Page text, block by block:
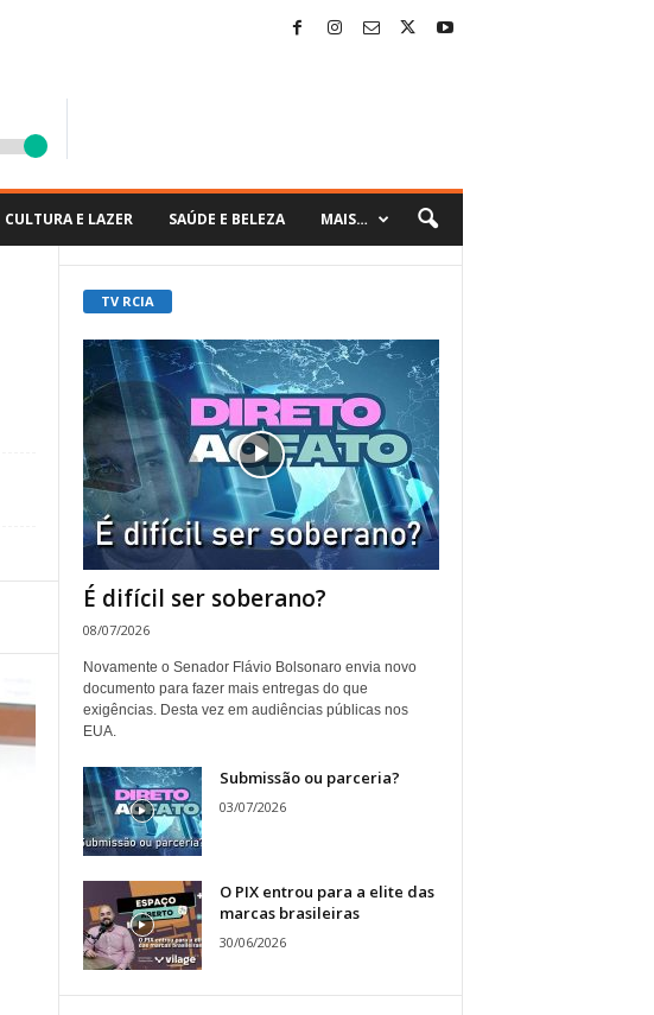
CULTURA E LAZER SAÚDE E BELEZA MAIS…
TV RCIA
É difícil ser soberano?
08/07/2026
Novamente o Senador Flávio Bolsonaro envia novo
documento para fazer mais entregas do que
exigências. Desta vez em audiências públicas nos
EUA.
Submissão ou parceria?
03/07/2026
O PIX entrou para a elite das
marcas brasileiras
30/06/2026